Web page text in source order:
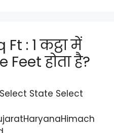
: 1 कट्ठा में
होता है?
State Select